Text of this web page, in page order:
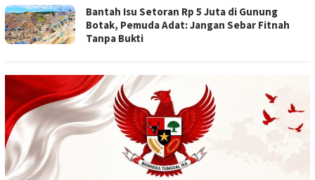
Bantah Isu Setoran Rp 5 Juta di Gunung
Botak, Pemuda Adat: Jangan Sebar Fitnah
Tanpa Bukti